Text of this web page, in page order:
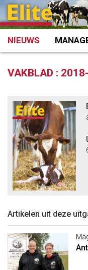
Spring
naar
inhoud
NIEUWS
VAKBLAD :
Artikelen uit deze